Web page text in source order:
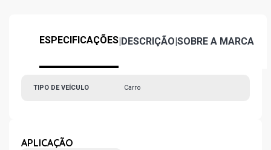
ESPECIFICAÇÕES|DESCRIÇÃO|SOBRE A MARCA
TIPO DE VEÍCULO Carro
APLICAÇÃO